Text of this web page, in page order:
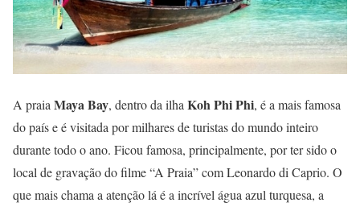
A praia Maya Bay, dentro da ilha Koh Phi Phi, é a mais famosa
do país e é visitada por milhares de turistas do mundo inteiro
durante todo o ano. Ficou famosa, principalmente, por ter sido o
local de gravação do filme “A Praia” com Leonardo di Caprio. O
que mais chama a atenção lá é a incrível água azul turquesa, a